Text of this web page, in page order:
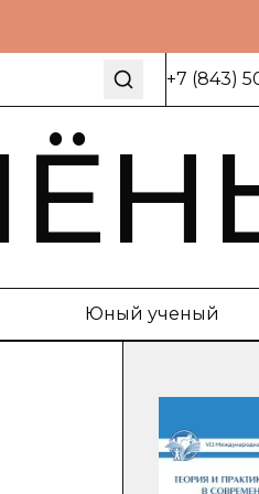
+7 (843)
Юный ученый